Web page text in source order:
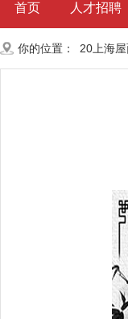
首页 人才招聘
你的位置： 20上海